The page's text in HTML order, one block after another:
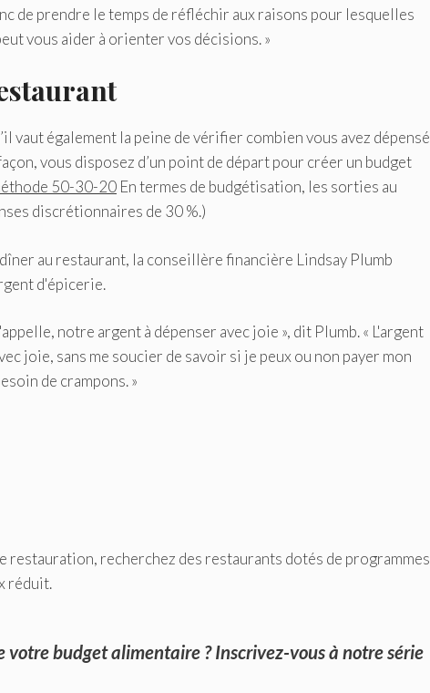
de prendre le temps de réfléchir aux raisons pour lesquelles
vous aider à orienter vos décisions. »
vaut également la peine de vérifier combien vous avez dépensé
vous disposez d’un point de départ pour créer un budget
50-30-20 En termes de budgétisation, les sorties au
discrétionnaires de 30 %.)
au restaurant, la conseillère financière Lindsay Plumb
d'épicerie.
notre argent à dépenser avec joie », dit Plumb. « L'argent
joie, sans me soucier de savoir si je peux ou non payer mon
de crampons. »
restauration, recherchez des restaurants dotés de programmes
réduit.
votre budget alimentaire ? Inscrivez-vous à notresérie